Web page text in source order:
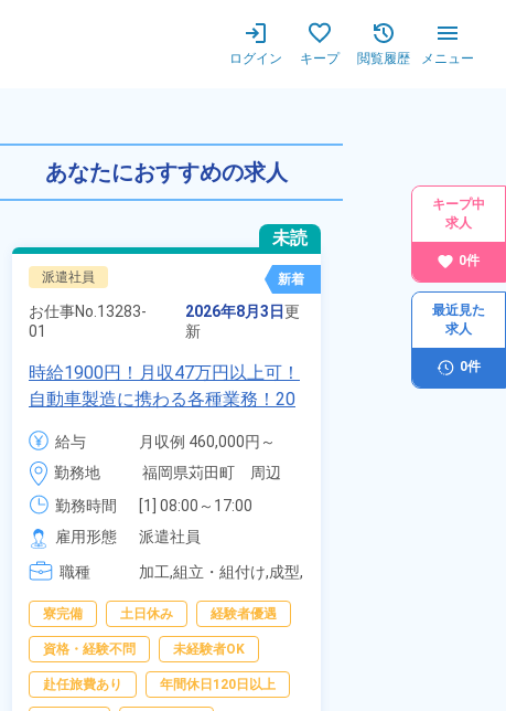
ログイン キープ 閲覧履歴 メニュー
あなたにおすすめの求人
未読
派遣社員 新着
お仕事No. 13283-
01
2026年8月3日更
新
時給1900円！月収47万円以上可！
自動車製造に携わる各種業務！20
代～40代の男女活躍中★ワンルー
ム寮無料！マイカー通勤OK！無料
駐車場あり！赴任旅費会社負担！
社員食堂あり！日払いあり！土日
休み！特別賞与90万円支給！《福
岡県京都郡苅田町》
給与
月収例 460,000円～
480,000円
時給 1,900円～1,900円
勤務地
福岡県苅田町　周辺
勤務時間
[1] 08:00～17:00
[2] 20:00～05:00
[3] 06:30～15:00
[4] 14:30～23:00
雇用形態
派遣社員
職種
加工,組立・組付け,成型,
オペレーター,部品供
給・充填・運搬,検査,物
流・配送
寮完備 土日休み 経験者優遇
資格・経験不問 未経験者OK
赴任旅費あり 年間休日120日以上
正社員 ※無期雇用
お仕事No.70117-
自動車の溶接
査業務！月収
キープ中
求人
0件
最近見た
求人
0件